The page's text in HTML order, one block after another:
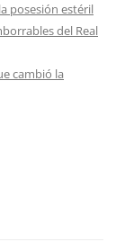
posesión estéril
del Real
cambió la